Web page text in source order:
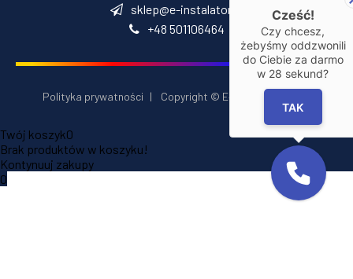
sklep@e-instalator.pl
+48 501106464
Polityka prywatności | Copyright © E‑Installator 2026
Twój koszyk0
Brak produktów w koszyku!
Kontynuuj zakupy
0
Cześć!
Czy chcesz,
żebyśmy oddzwonili
do Ciebie za darmo
w 28 sekund?
TAK